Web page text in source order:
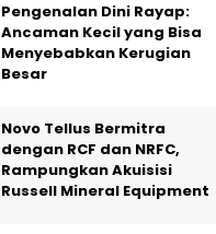
Pengenalan Dini Rayap:
Ancaman Kecil yang Bisa
Menyebabkan Kerugian
Besar
Novo Tellus Bermitra
dengan RCF dan NRFC,
Rampungkan Akuisisi
Russell Mineral Equipment